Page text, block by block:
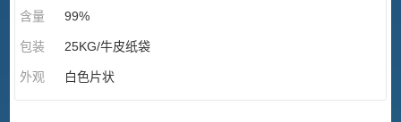
含量 99%
包装 25KG/牛皮纸袋
外观 白色片状